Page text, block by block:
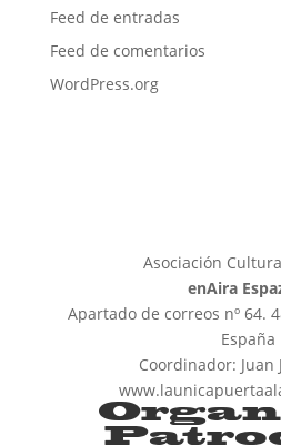
Feed de entradas
Feed de comentarios
WordPress.org
Asociación
enAira
Apartado de correos nº 64.
España
Coordinador: Juan